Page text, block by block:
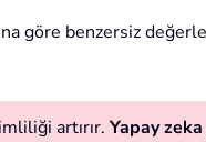
göre benzersiz
artırır. Yapay